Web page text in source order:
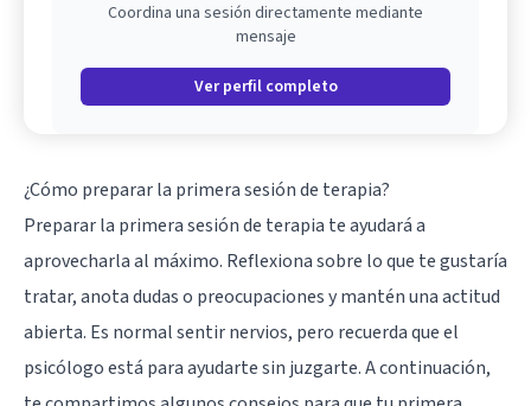
Coordina una sesión directamente mediante
mensaje
Ver perfil completo
¿Cómo preparar la primera sesión de terapia?
Preparar la primera sesión de terapia te ayudará a
aprovecharla al máximo. Reflexiona sobre lo que te gustaría
tratar, anota dudas o preocupaciones y mantén una actitud
abierta. Es normal sentir nervios, pero recuerda que el
psicólogo está para ayudarte sin juzgarte. A continuación,